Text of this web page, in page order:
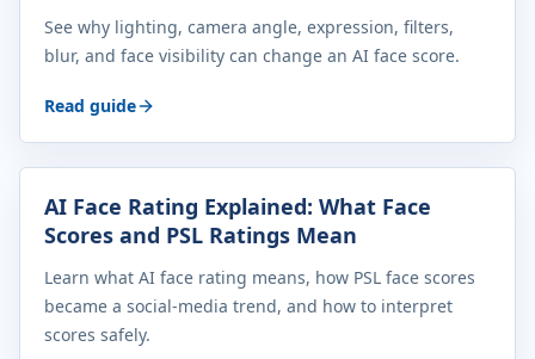
See why lighting, camera angle, expression, filters,
blur, and face visibility can change an AI face score.
Read guide
AI Face Rating Explained: What Face
Scores and PSL Ratings Mean
Learn what AI face rating means, how PSL face scores
became a social-media trend, and how to interpret
scores safely.